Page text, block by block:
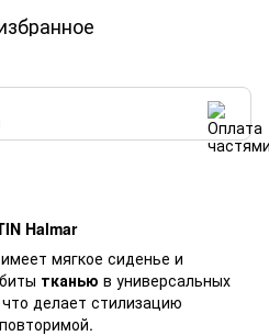
Halmar
имеет мягкое сиденье и
тканью в универсальных
делает стилизацию